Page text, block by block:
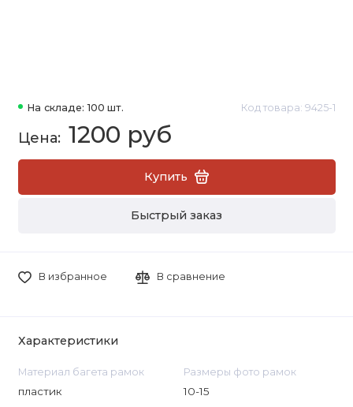
На складе: 100 шт. Код товара: 9425-1
1200 руб
Купить
Быстрый заказ
В избранное В сравнение
Характеристики
Материал багета рамок
пластик
Размеры фото рамок
10-15